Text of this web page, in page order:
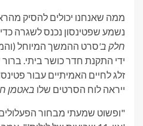
נשמע שפטינסון נכנס לשגרה
חלק ב'סרט ההמשך המיוחל
ידי התקנת חדר כושר ביתי.
זלג לחיים האמיתיים עבור
ייראה לוח הסרטים שלו באטמן
"ופשוט שמעתי מבחור